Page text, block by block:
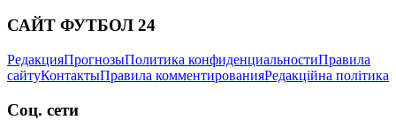
САЙТ ФУТБОЛ 24
РедакцияПрогнозыПолитика конфиденциальностиПравила
сайтуКонтактыПравила комментированияРедакційна політика
Соц. сети